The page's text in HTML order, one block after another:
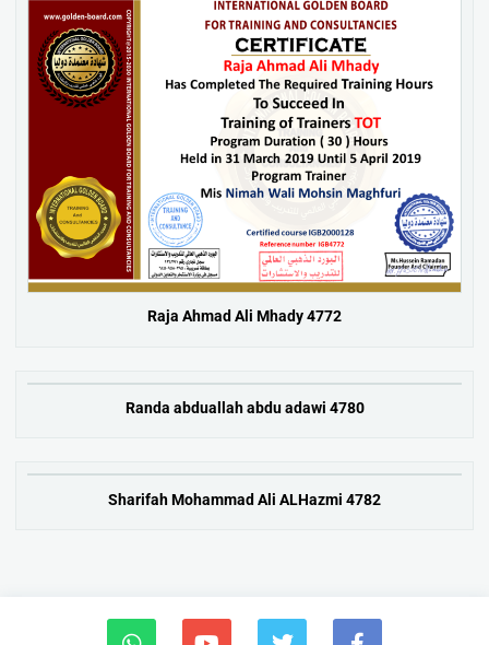
Raja Ahmad Ali Mhady 4772
Randa abduallah abdu adawi 4780
Sharifah Mohammad Ali ALHazmi 4782